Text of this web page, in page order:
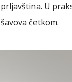
prljavština. U
šavova četkom.